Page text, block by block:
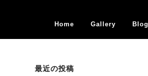
Home Gallery Blog
最近の投稿